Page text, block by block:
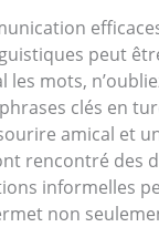
peut
mots,
clés en
amical et
rencontré des
informelles
non